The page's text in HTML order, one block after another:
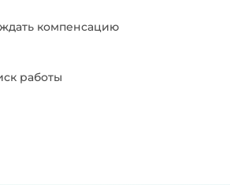
компенсацию
работы